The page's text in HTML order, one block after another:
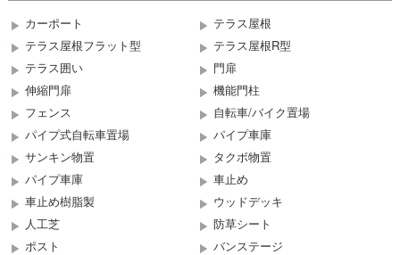
カーポート
テラス屋根
テラス屋根フラット型
テラス屋根R型
テラス囲い
門扉
伸縮門扉
機能門柱
フェンス
自転車/バイク置場
パイプ式自転車置場
パイプ車庫
サンキン物置
タクボ物置
パイプ車庫
車止め
車止め樹脂製
ウッドデッキ
人工芝
防草シート
ポスト
バンステージ